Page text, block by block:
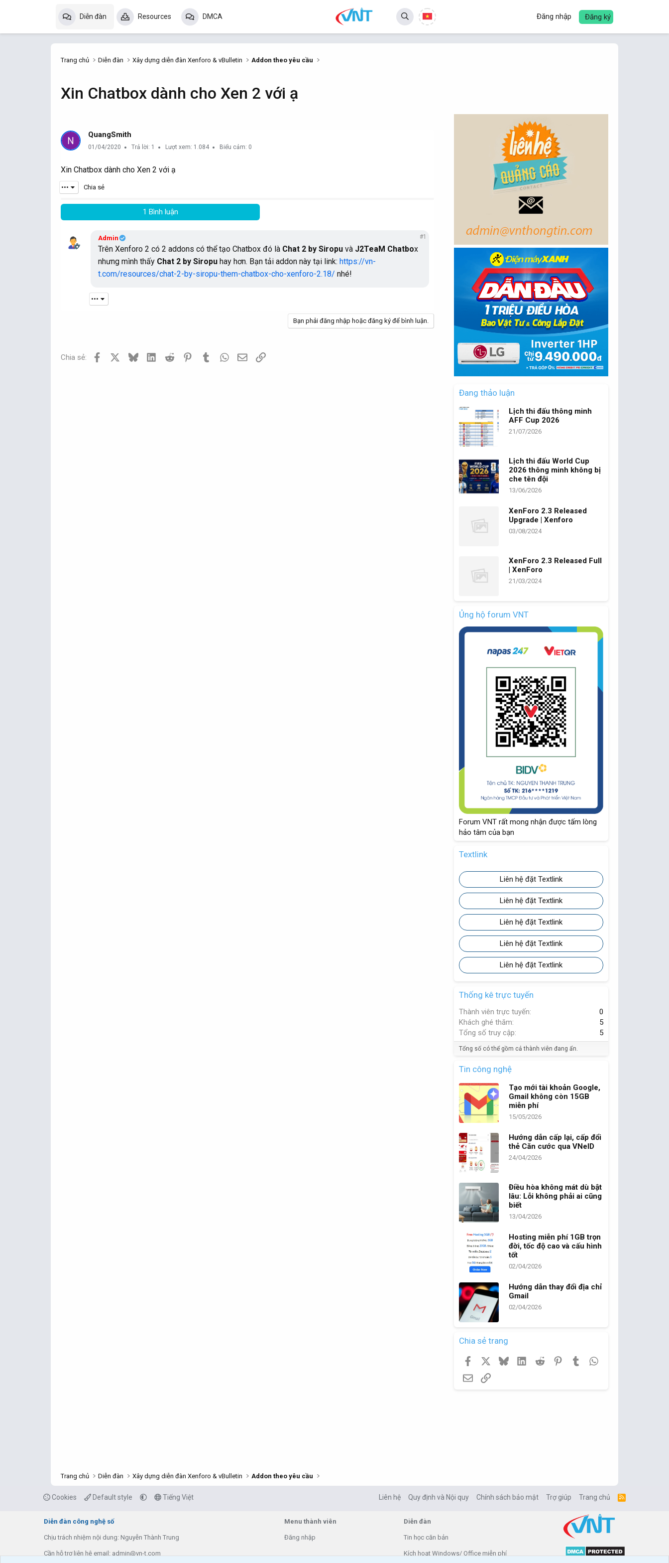
Diễn đàn Resources DMCA Đăng nhập Đăng ký
Trang chủ Diễn đàn Xây dựng diễn đàn Xenforo & vBulletin Addon theo yêu cầu
Xin Chatbox dành cho Xen 2 với ạ
QuangSmith
01/04/2020 Trả lời: 1 Lượt xem: 1.084 Biểu cảm: 0
Xin Chatbox dành cho Xen 2 với ạ
••• Chia sẻ
1 Bình luận
Admin #1
Trên Xenforo 2 có 2 addons có thể tạo Chatbox đó là Chat 2 by Siropu và J2TeaM Chatbox
nhưng mình thấy Chat 2 by Siropu hay hơn. Bạn tải addon này tại link: https://vn-
t.com/resources/chat-2-by-siropu-them-chatbox-cho-xenforo-2.18/ nhé!
•••
Bạn phải đăng nhập hoặc đăng ký để bình luận.
Chia sẻ: Facebook Bluesky LinkedInReddit PinterestTumblrWhatsApp
EmailLink
Đang thảo luận
Lịch thi đấu thông minh
AFF Cup 2026
21/07/2026
Lịch thi đấu World Cup
2026 thông minh không bị
che tên đội
13/06/2026
XenForo 2.3 Released
Upgrade | Xenforo
03/08/2024
XenForo 2.3 Released Full
| XenForo
21/03/2024
Ủng hộ forum VNT
Forum VNT rất mong nhận được tấm lòng
hảo tâm của bạn
Textlink
Liên hệ đặt Textlink
Liên hệ đặt Textlink
Liên hệ đặt Textlink
Liên hệ đặt Textlink
Liên hệ đặt Textlink
Thống kê trực tuyến
Thành viên trực tuyến
0
Khách ghé thăm
5
Tổng số truy cập
5
Tổng số có thể gồm cả thành viên đang ẩn.
Tin công nghệ
Tạo mới tài khoản Google,
Gmail không còn 15GB
miễn phí
15/05/2026
Hướng dẫn cấp lại, cấp đổi
thẻ Căn cước qua VNeID
24/04/2026
Điều hòa không mát dù bật
lâu: Lỗi không phải ai cũng
biết
13/04/2026
Hosting miễn phí 1GB trọn
đời, tốc độ cao và cấu hình
tốt
02/04/2026
Hướng dẫn thay đổi địa chỉ
Gmail
02/04/2026
Chia sẻ trang
Facebook Bluesky LinkedInReddit PinterestTumblr
EmailLink
Trang chủ Diễn đàn Xây dựng diễn đàn Xenforo & vBulletin Addon theo yêu cầu
Cookies Default style Tiếng Việt Liên hệ Quy định và Nội quy Chính sách bảo mật Trợ giúp Trang chủ
R
Diễn đàn công nghệ số
Chịu trách nhiệm nội dung: Nguyễn Thành Trung
Cần hỗ trợ liên hệ email: admin@vn-t.com
Menu thành viên
Đăng nhập
Diễn đàn
Tin học căn bản
Kích hoạt Windows/ Office miễn phí